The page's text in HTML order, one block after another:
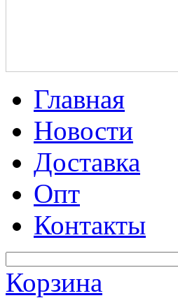
Главная
Новости
Доставка
Опт
Контакты
Корзина